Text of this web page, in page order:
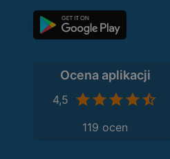
Ocena aplikacji
4,5
119 ocen